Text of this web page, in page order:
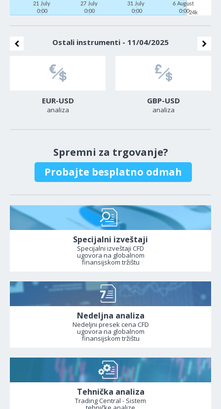
21 July
0:00
27 July
0:00
31 July
0:00
6 August
0:0024k
Ostali instrumenti - 11/04/2025
EUR-USD
analiza
GBP-USD
analiza
Spremni za trgovanje?
Probajte besplatno odmah
Specijalni izveštaji
Specijalni izveštaji CFD
ugovora na globalnom
finansijskom tržištu
Nedeljna analiza
Nedeljni presek cena CFD
ugovora na globalnom
finansijskom tržištu
Tehnička analiza
Trading Central - Sistem